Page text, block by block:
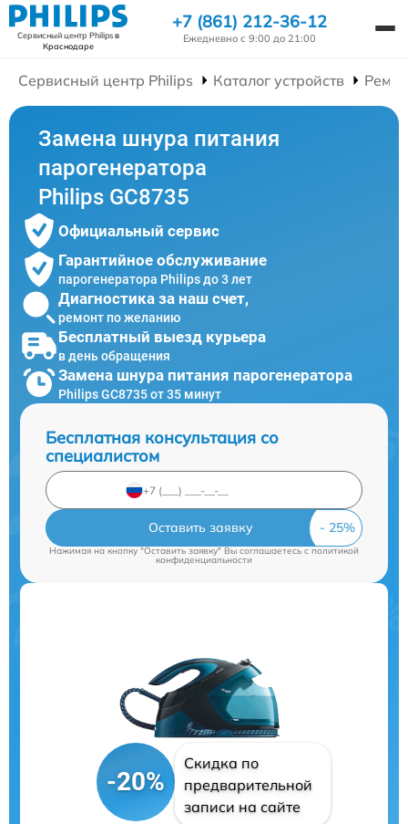
Сервисный центр Philipsв
Краснодаре
+7 (861) 212-36-12
Ежедневно с 9:00 до 21:00
Сервисный центр Philips Каталог устройств
Замена шнура питания
парогенератора
Philips GC8735
Официальный сервис
Гарантийное обслуживание
парогенератора Philips до 3 лет
Диагностика за наш счет,
ремонт по желанию
Бесплатный выезд курьера
в день обращения
Замена шнура питания парогенератора
Philips GC8735 от 35 минут
Бесплатная консультация со
специалистом
Оставить заявку
Нажимая на кнопку "Оставить заявку" Вы соглашаетесь c политикой
конфиденциальности
-20%
Скидка по
предварительной
записи на сайте